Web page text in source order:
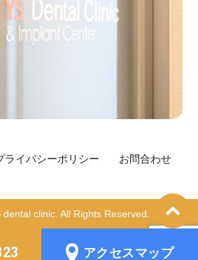
ライバシーポリシー お問合わせ
clinic. All Rights Reserved.
アクセスマップ